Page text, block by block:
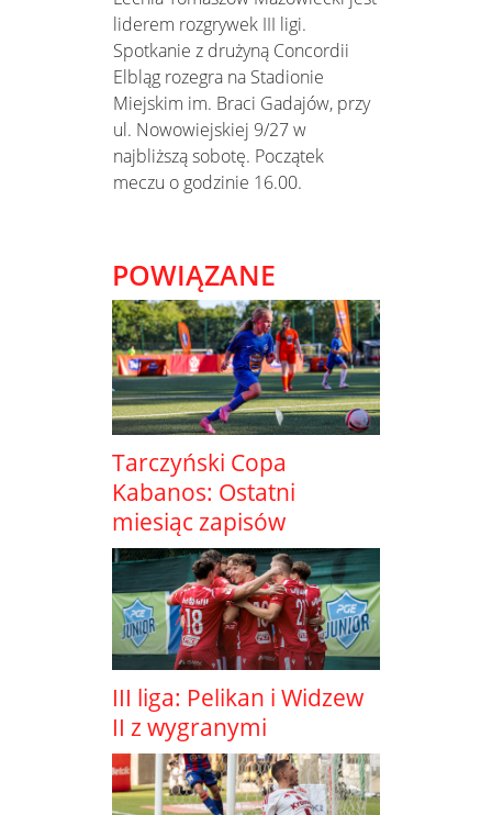
liderem rozgrywek III ligi.
Spotkanie z drużyną Concordii
Elbląg rozegra na Stadionie
Miejskim im. Braci Gadajów, przy
ul. Nowowiejskiej 9/27 w
najbliższą sobotę. Początek
meczu o godzinie 16.00.
POWIĄZANE
Tarczyński Copa
Kabanos: Ostatni
miesiąc zapisów
III liga: Pelikan i Widzew
II z wygranymi